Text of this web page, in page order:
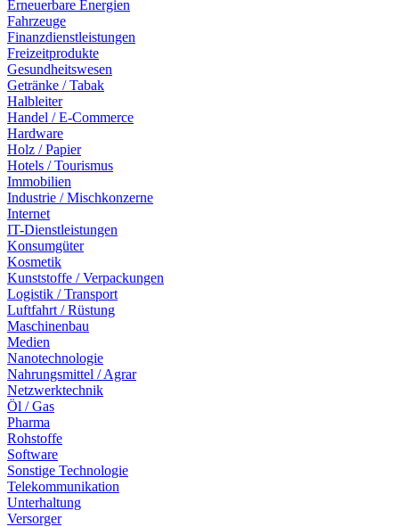
Erneuerbare Energien
Fahrzeuge
Finanzdienstleistungen
Freizeitprodukte
Gesundheitswesen
Getränke / Tabak
Halbleiter
Handel / E-Commerce
Hardware
Holz / Papier
Hotels / Tourismus
Immobilien
Industrie / Mischkonzerne
Internet
IT-Dienstleistungen
Konsumgüter
Kosmetik
Kunststoffe / Verpackungen
Logistik / Transport
Luftfahrt / Rüstung
Maschinenbau
Medien
Nanotechnologie
Nahrungsmittel / Agrar
Netzwerktechnik
Öl / Gas
Pharma
Rohstoffe
Software
Sonstige Technologie
Telekommunikation
Unterhaltung
Versorger